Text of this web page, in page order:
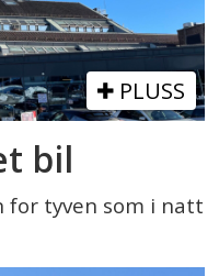
PLUSS
bil
for tyven som i natt